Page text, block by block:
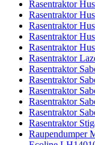
Rasentraktor
Rasentraktor
Rasentraktor
Rasentraktor
Rasentraktor
Rasentraktor
Rasentraktor
Rasentraktor
Rasentraktor
Rasentraktor
Rasentraktor
Rasentraktor
Raupendumper